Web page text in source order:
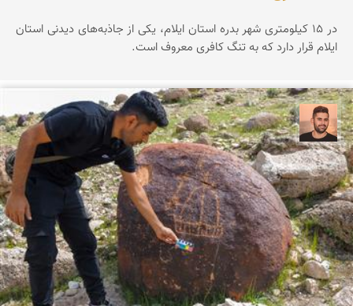
در ۱۵ کیلومتری شهر بدره استان ایلام، یکی از جاذبه‌های دیدنی استان
ایلام قرار دارد که به تنگ کافری معروف است.
ابراهیم رفیعی